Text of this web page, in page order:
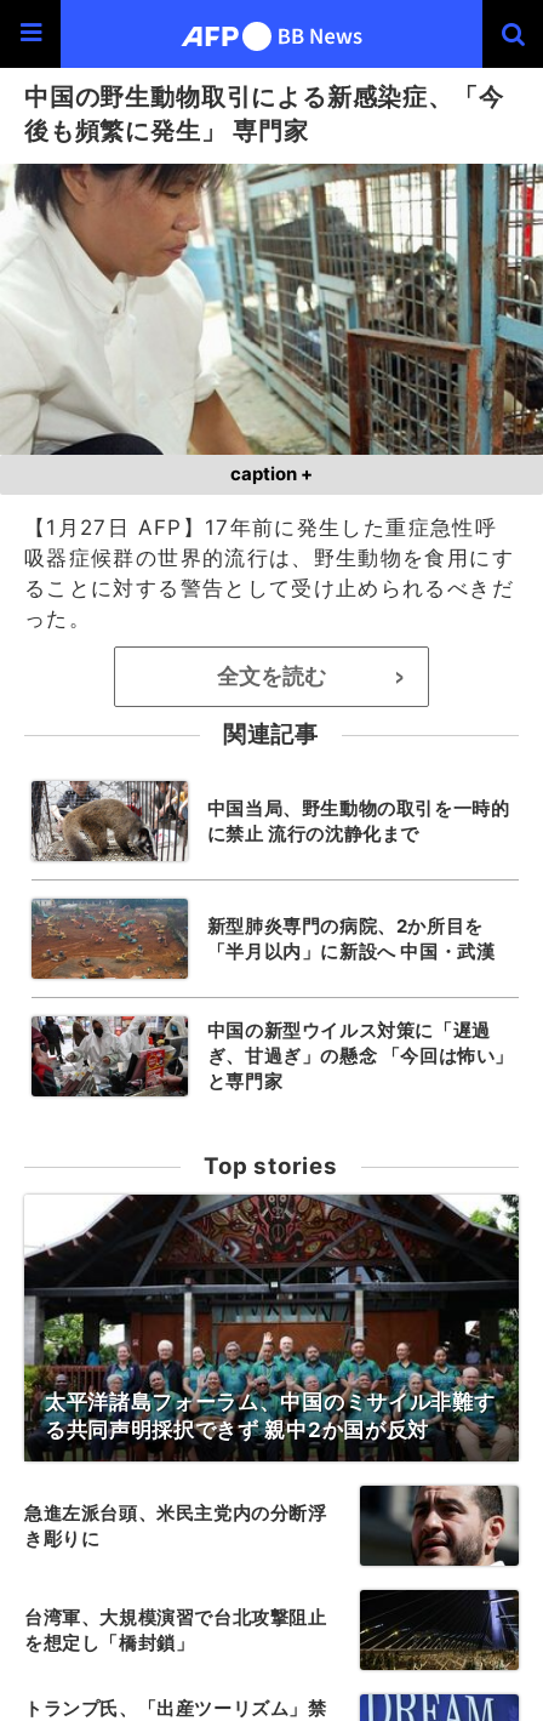
中国の野生動物取引による新感染症、「今
後も頻繁に発生」 専門家
caption +
【1月27日 AFP】17年前に発生した重症急性呼
吸器症候群の世界的流行は、野生動物を食用にす
ることに対する警告として受け止められるべきだ
った。
全文を読む >
関連記事
中国当局、野生動物の取引を一時的
に禁止 流行の沈静化まで
新型肺炎専門の病院、2か所目を
「半月以内」に新設へ 中国・武漢
中国の新型ウイルス対策に「遅過
ぎ、甘過ぎ」の懸念 「今回は怖い」
と専門家
Top stories
太平洋諸島フォーラム、中国のミサイル非難す
る共同声明採択できず 親中2か国が反対
急進左派台頭、米民主党内の分断浮
き彫りに
台湾軍、大規模演習で台北攻撃阻止
を想定し「橋封鎖」
トランプ氏、「出産ツーリズム」禁